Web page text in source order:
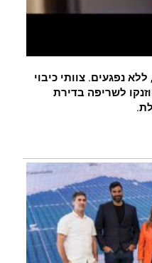
נפגעים. צוותי כיבוי
לשריפה בדירת